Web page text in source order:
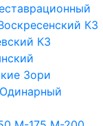
КЗ
КЗ
Зори
Одинарный